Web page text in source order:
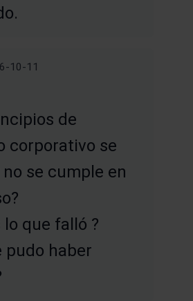
10-11
de
corporativo se
se cumple en
lo que falló ?
pudo haber